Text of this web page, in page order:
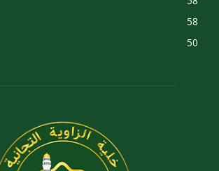
58
50